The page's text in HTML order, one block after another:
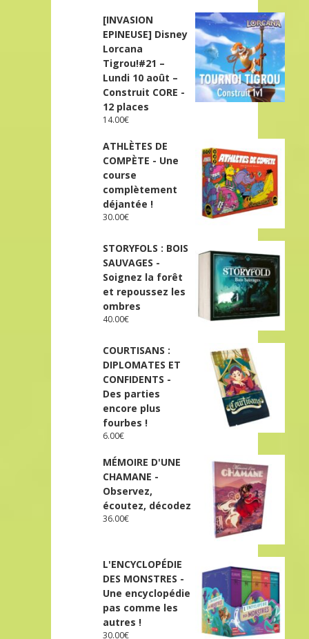
[INVASION
EPINEUSE] Disney
Lorcana
Tigrou!#21 –
Lundi 10 août –
Construit CORE -
12 places
14.00€
ATHLÈTES DE
COMPÈTE - Une
course
complètement
déjantée !
30.00€
STORYFOLS : BOIS
SAUVAGES -
Soignez la forêt
et repoussez les
ombres
40.00€
COURTISANS :
DIPLOMATES ET
CONFIDENTS -
Des parties
encore plus
fourbes !
6.00€
MÉMOIRE D'UNE
CHAMANE -
Observez,
écoutez, décodez
36.00€
L'ENCYCLOPÉDIE
DES MONSTRES -
Une encyclopédie
pas comme les
autres !
30.00€